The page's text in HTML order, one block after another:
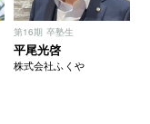
第16期 卒塾生
平尾光啓
株式会社ふくや